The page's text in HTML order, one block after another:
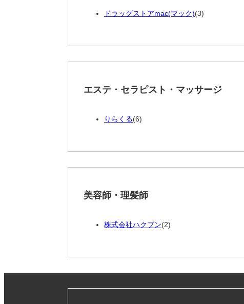
ドラッグストアmac(マック)(3)
エステ・セラピスト・マッサージ
りらくる(6)
美容師・理髪師
株式会社ハクブン(2)